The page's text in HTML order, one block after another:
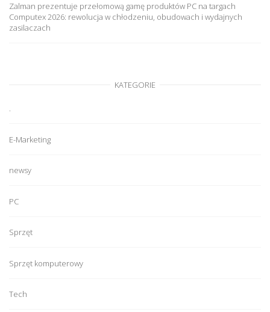
Zalman prezentuje przełomową gamę produktów PC na targach
Computex 2026: rewolucja w chłodzeniu, obudowach i wydajnych
zasilaczach
KATEGORIE
.
E-Marketing
newsy
PC
Sprzęt
Sprzęt komputerowy
Tech